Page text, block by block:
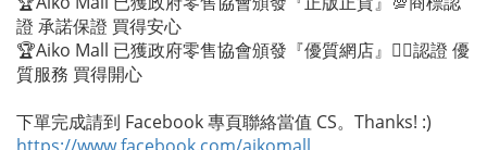
證 承諾保證 買得安心
🏆Aiko Mall 已獲政府零售協會頒發『優質網店』👍🏻認證 優
質服務 買得開心
下單完成請到 Facebook 專頁聯絡當值 CS。Thanks! :)